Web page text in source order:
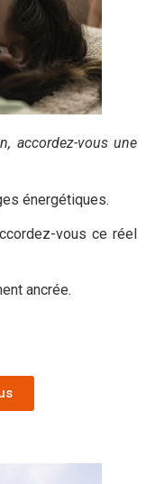
accordez-vous une
énergétiques.
vous ce réel
ancrée.